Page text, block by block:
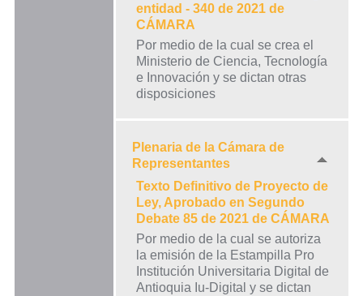
entidad - 340 de 2021 de
CÁMARA
Por medio de la cual se crea el
Ministerio de Ciencia, Tecnología
e Innovación y se dictan otras
disposiciones
Plenaria de la Cámara de
Representantes
Texto Definitivo de Proyecto de
Ley, Aprobado en Segundo
Debate 85 de 2021 de CÁMARA
Por medio de la cual se autoriza
la emisión de la Estampilla Pro
Institución Universitaria Digital de
Antioquia Iu-Digital y se dictan